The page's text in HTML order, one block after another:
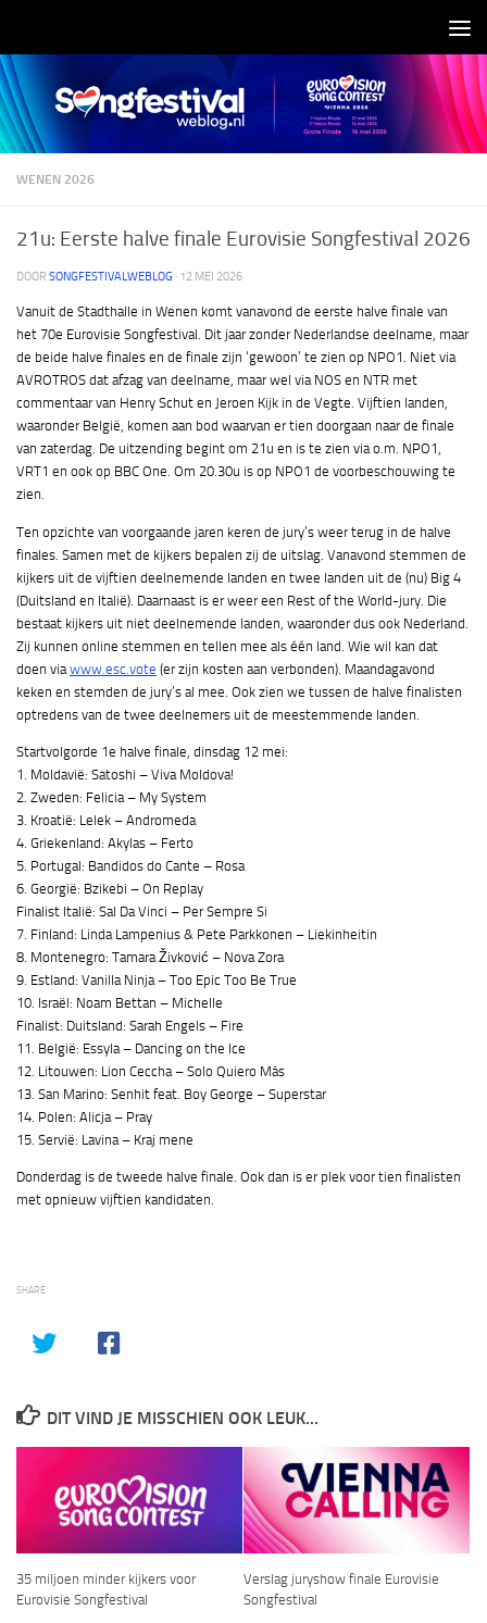
WENEN 2026
21u: Eerste halve finale Eurovisie Songfestival 2026
DOOR SONGFESTIVALWEBLOG · 12 MEI 2026
Vanuit de Stadthalle in Wenen komt vanavond de eerste halve finale van
het 70e Eurovisie Songfestival. Dit jaar zonder Nederlandse deelname, maar
de beide halve finales en de finale zijn ‘gewoon’ te zien op NPO1. Niet via
AVROTROS dat afzag van deelname, maar wel via NOS en NTR met
commentaar van Henry Schut en Jeroen Kijk in de Vegte. Vijftien landen,
waaronder België, komen aan bod waarvan er tien doorgaan naar de finale
van zaterdag. De uitzending begint om 21u en is te zien via o.m. NPO1,
VRT1 en ook op BBC One. Om 20.30u is op NPO1 de voorbeschouwing te
zien.
Ten opzichte van voorgaande jaren keren de jury’s weer terug in de halve
finales. Samen met de kijkers bepalen zij de uitslag. Vanavond stemmen de
kijkers uit de vijftien deelnemende landen en twee landen uit de (nu) Big 4
(Duitsland en Italië). Daarnaast is er weer een Rest of the World-jury. Die
bestaat kijkers uit niet deelnemende landen, waaronder dus ook Nederland.
Zij kunnen online stemmen en tellen mee als één land. Wie wil kan dat
doen via www.esc.vote (er zijn kosten aan verbonden). Maandagavond
keken en stemden de jury’s al mee. Ook zien we tussen de halve finalisten
optredens van de twee deelnemers uit de meestemmende landen.
Startvolgorde 1e halve finale, dinsdag 12 mei:
1. Moldavië: Satoshi – Viva Moldova!
2. Zweden: Felicia – My System
3. Kroatië: Lelek – Andromeda
4. Griekenland: Akylas – Ferto
5. Portugal: Bandidos do Cante – Rosa
6. Georgië: Bzikebi – On Replay
Finalist Italië: Sal Da Vinci – Per Sempre Si
7. Finland: Linda Lampenius & Pete Parkkonen – Liekinheitin
8. Montenegro: Tamara Živković – Nova Zora
9. Estland: Vanilla Ninja – Too Epic Too Be True
10. Israël: Noam Bettan – Michelle
Finalist: Duitsland: Sarah Engels – Fire
11. België: Essyla – Dancing on the Ice
12. Litouwen: Lion Ceccha – Solo Quiero Más
13. San Marino: Senhit feat. Boy George – Superstar
14. Polen: Alicja – Pray
15. Servië: Lavina – Kraj mene
Donderdag is de tweede halve finale. Ook dan is er plek voor tien finalisten
met opnieuw vijftien kandidaten.
SHARE
DIT VIND JE MISSCHIEN OOK LEUK...
35 miljoen minder kijkers voor
Eurovisie Songfestival
Verslag juryshow finale Eurovisie
Songfestival